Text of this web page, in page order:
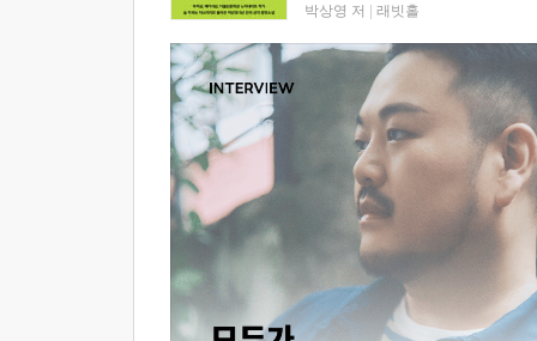
박상영 저 래빗홀